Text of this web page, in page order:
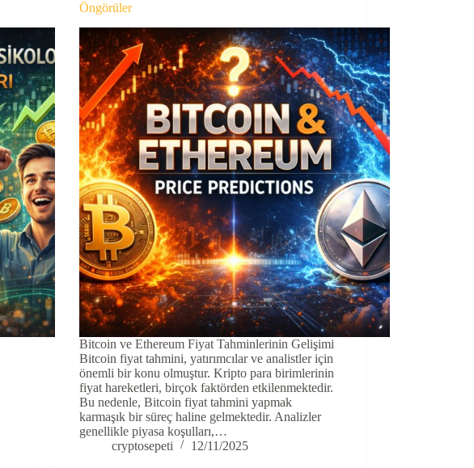
Öngörüler
Bitcoin ve Ethereum Fiyat Tahminlerinin Gelişimi
Bitcoin fiyat tahmini, yatırımcılar ve analistler için
önemli bir konu olmuştur. Kripto para birimlerinin
fiyat hareketleri, birçok faktörden etkilenmektedir.
Bu nedenle, Bitcoin fiyat tahmini yapmak
karmaşık bir süreç haline gelmektedir. Analizler
genellikle piyasa koşulları,…
cryptosepeti
12/11/2025